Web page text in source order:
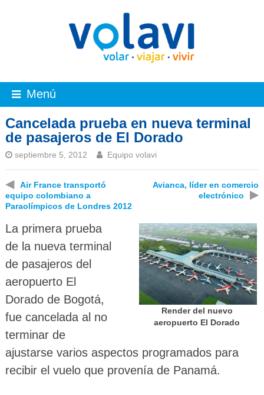
Menú
Cancelada prueba en nueva terminal
de pasajeros de El Dorado
septiembre 5, 2012 Equipo volavi
◀
Air France transportó
equipo colombiano a
Paraolímpicos de Londres 2012
Avianca, líder en comercio
electrónico
▶
Render del nuevo
aeropuerto El Dorado
La primera prueba
de la nueva terminal
de pasajeros del
aeropuerto El
Dorado de Bogotá,
fue cancelada al no
terminar de
ajustarse varios aspectos programados para
recibir el vuelo que provenía de Panamá.